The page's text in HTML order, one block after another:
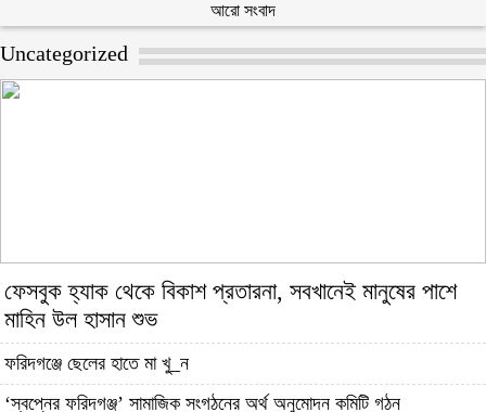
আরো সংবাদ
Uncategorized
ফেসবুক হ্যাক থেকে বিকাশ প্রতারনা, সবখানেই মানুষের পাশে
মাহিন উল হাসান শুভ
ফরিদগঞ্জে ছেলের হাতে মা খু_ন
‘স্বপ্নের ফরিদগঞ্জ’ সামাজিক সংগঠনের অর্থ অনুমোদন কমিটি গঠন